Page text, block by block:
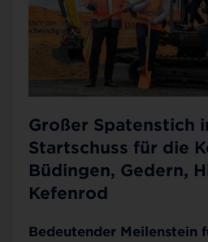
Großer Spatenstich
Startschuss für die
Büdingen, Gedern,
Kefenrod
Bedeutender Meilenstein